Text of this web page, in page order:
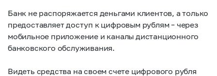
Банк не распоряжается деньгами клиентов, а только
предоставляет доступ к цифровым рублям – через
мобильное приложение и каналы дистанционного
банковского обслуживания.
Видеть средства на своем счете цифрового рубля